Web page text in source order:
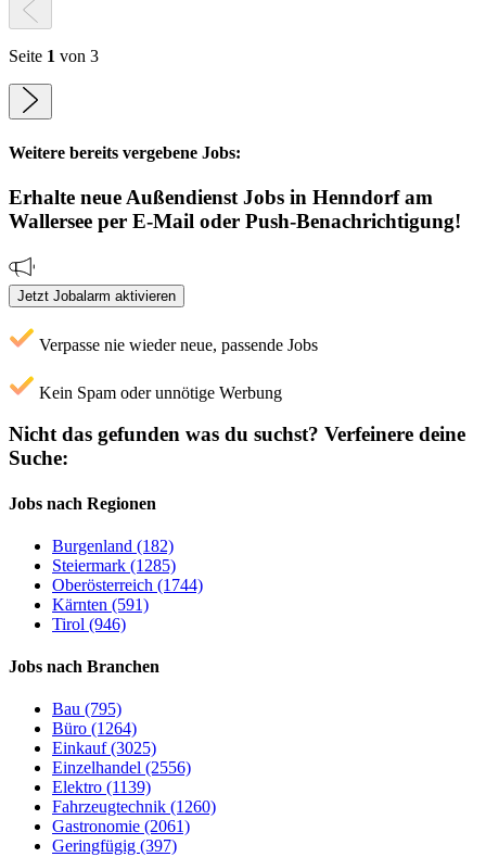
Seite 1 von 3
Weitere bereits vergebene Jobs:
Erhalte neue Außendienst Jobs in Henndorf am
Wallersee per E-Mail oder Push-Benachrichtigung!
Jetzt Jobalarm aktivieren
Verpasse nie wieder neue, passende Jobs
Kein Spam oder unnötige Werbung
Nicht das gefunden was du suchst? Verfeinere deine
Suche:
Jobs nach Regionen
Burgenland (182)
Steiermark (1285)
Oberösterreich (1744)
Kärnten (591)
Tirol (946)
Jobs nach Branchen
Bau (795)
Büro (1264)
Einkauf (3025)
Einzelhandel (2556)
Elektro (1139)
Fahrzeugtechnik (1260)
Gastronomie (2061)
Geringfügig (397)